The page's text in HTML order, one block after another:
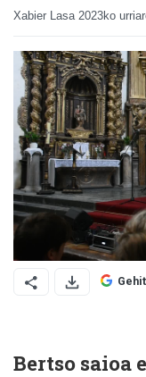
Xabier Lasa 2023ko
Bertso saioa